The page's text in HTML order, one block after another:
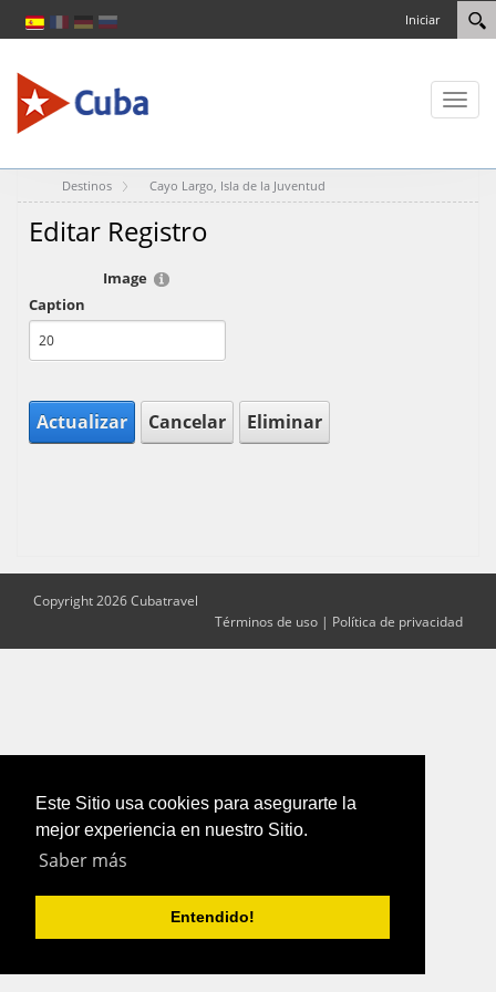
Este Sitio usa cookies para asegurarte la
mejor experiencia en nuestro Sitio.
Saber más
Entendido!
Iniciar
Toggle
Destinos Cayo Largo, Isla de la Juventud
Editar Registro
Image
Caption
Actualizar Cancelar Eliminar
Copyright 2026 Cubatravel
Términos de uso | Política de privacidad